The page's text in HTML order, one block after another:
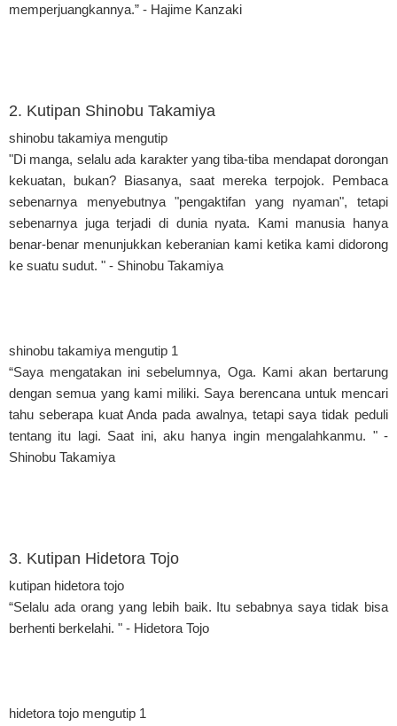
memperjuangkannya.” - Hajime Kanzaki
2. Kutipan Shinobu Takamiya
shinobu takamiya mengutip
"Di manga, selalu ada karakter yang tiba-tiba mendapat dorongan
kekuatan, bukan? Biasanya, saat mereka terpojok. Pembaca
sebenarnya menyebutnya "pengaktifan yang nyaman", tetapi
sebenarnya juga terjadi di dunia nyata. Kami manusia hanya
benar-benar menunjukkan keberanian kami ketika kami didorong
ke suatu sudut. " - Shinobu Takamiya
shinobu takamiya mengutip 1
“Saya mengatakan ini sebelumnya, Oga. Kami akan bertarung
dengan semua yang kami miliki. Saya berencana untuk mencari
tahu seberapa kuat Anda pada awalnya, tetapi saya tidak peduli
tentang itu lagi. Saat ini, aku hanya ingin mengalahkanmu. " -
Shinobu Takamiya
3. Kutipan Hidetora Tojo
kutipan hidetora tojo
“Selalu ada orang yang lebih baik. Itu sebabnya saya tidak bisa
berhenti berkelahi. " - Hidetora Tojo
hidetora tojo mengutip 1